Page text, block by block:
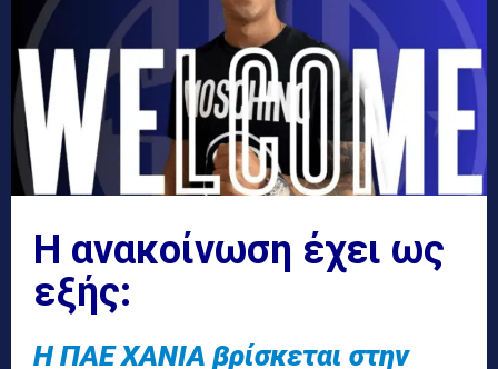
Η ανακοίνωση έχει ως
εξής:
Η ΠΑΕ ΧΑΝΙΑ βρίσκεται στην